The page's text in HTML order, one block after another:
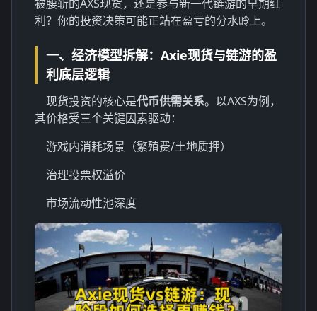
被腰斩的AXS现货，还是参与新一代链游的早期红
利？你的投资决策可能正站在盈亏的分水岭上。
一、经济模型拆解：Axie现货与链游的盈
利底层逻辑
现货投资的核心是代币供需关系。以AXS为例，
其价格受三个关键因素驱动：
游戏内消耗场景（繁殖费/土地质押）
治理投票权溢价
市场流动性池深度